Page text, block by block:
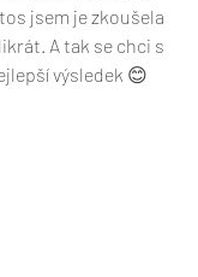
jsem je zkoušela
A tak se chci s
výsledek 😊